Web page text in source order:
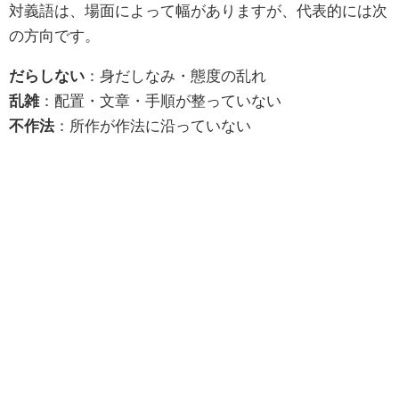
対義語は、場面によって幅がありますが、代表的には次
の方向です。
だらしない ：身だしなみ・態度の乱れ
乱雑：配置・文章・手順が整っていない
不作法 ：所作が作法に沿っていない